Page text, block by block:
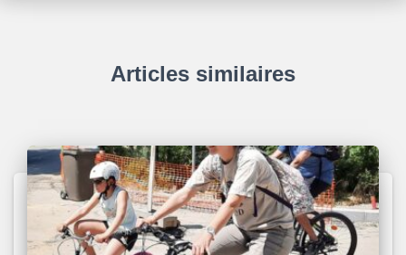
Articles similaires